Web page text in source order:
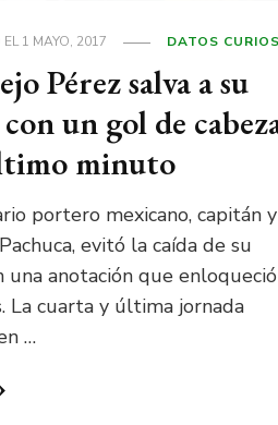
EL1 MAYO, 2017 DATOS
Pérez salva a su
un gol de
minuto
portero mexicano, capitán y
evitó la caída de su
una anotación que
La cuarta y última jornada
…